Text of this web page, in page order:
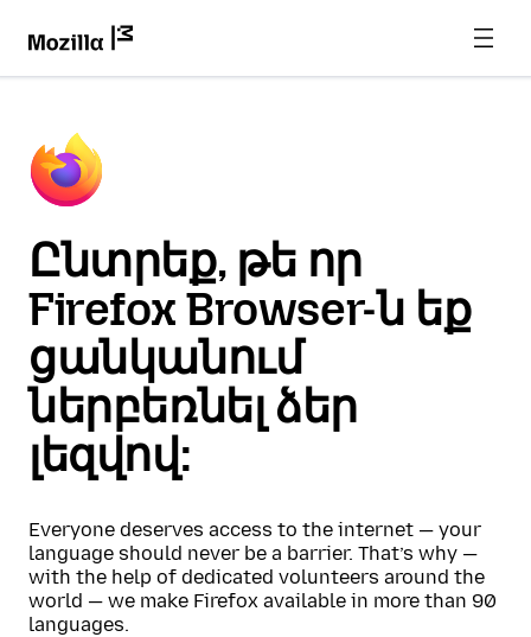
Ընտրեք, թե որ
Firefox Browser-ն եք
ցանկանում
ներբեռնել ձեր
լեզվով:
Everyone deserves access to the internet — your
language should never be a barrier. That’s why —
with the help of dedicated volunteers around the
world — we make Firefox available in more than 90
languages.